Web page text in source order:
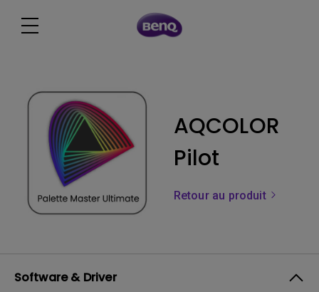
AQCOLOR
Pilot
Retour au produit
Software & Driver